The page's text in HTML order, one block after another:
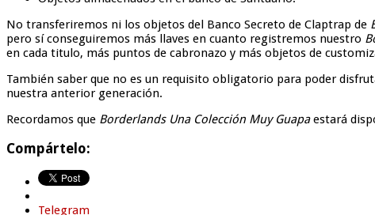
No transferiremos ni los objetos del Banco Secreto de Claptrap de
pero sí conseguiremos más llaves en cuanto registremos nuestro
en cada titulo, más puntos de cabronazo y más objetos de
También saber que no es un requisito obligatorio para poder
nuestra anterior generación.
Recordamos que Borderlands Una Colección Muy Guapaestará
Compártelo:
Telegram